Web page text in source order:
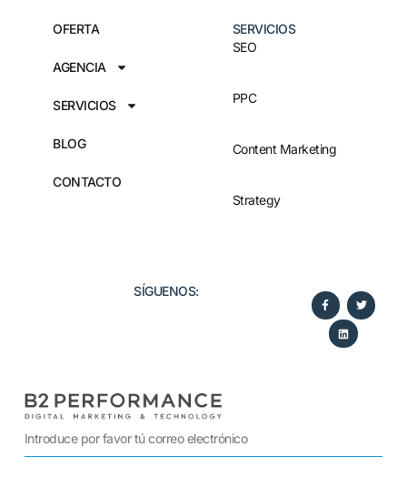
OFERTA
AGENCIA
SERVICIOS
BLOG
CONTACTO
SERVICIOS
SEO
PPC
Content Marketing
Strategy
SÍGUENOS:​